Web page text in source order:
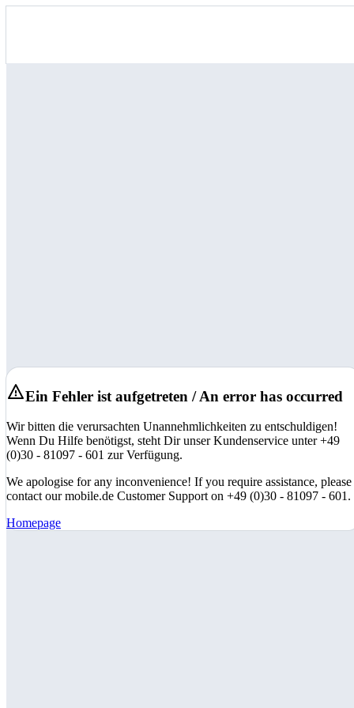
Ein Fehler ist aufgetreten / An error has occurred
Wir bitten die verursachten Unannehmlichkeiten zu entschuldigen!
Wenn Du Hilfe benötigst, steht Dir unser Kundenservice unter +49
(0)30 - 81097 - 601 zur Verfügung.
We apologise for any inconvenience! If you require assistance, please
contact our mobile.de Customer Support on +49 (0)30 - 81097 - 601.
Homepage